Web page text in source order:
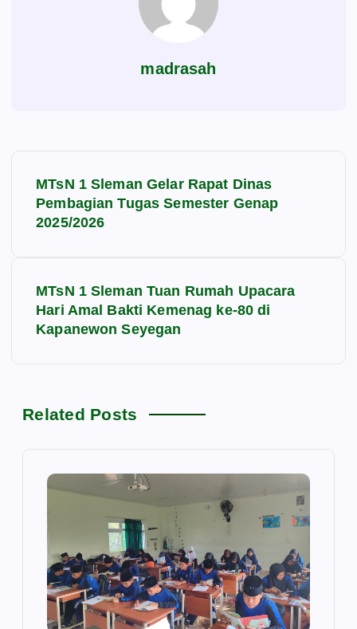
madrasah
s
MTsN 1 Sleman Gelar Rapat Dinas
Pembagian Tugas Semester Genap
2025/2026
MTsN 1 Sleman Tuan Rumah Upacara
Hari Amal Bakti Kemenag ke-80 di
Kapanewon Seyegan
Related Posts